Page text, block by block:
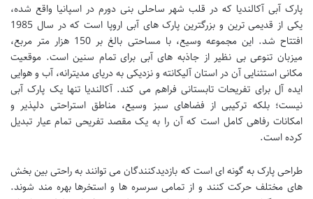
پارک آبی آکالندیا که در قلب شهر ساحلی بنی دورم در اسپانیا واقع شده،
یکی از قدیمی ترین و بزرگترین پارک های آبی اروپا است که در سال 1985
افتتاح شد. این مجموعه وسیع، با مساحتی بالغ بر 150 هزار متر مربع،
میزبان تنوعی بی نظیر از جاذبه های آبی برای تمام سنین است. موقعیت
مکانی استثنایی آن در استان آلیکانته و نزدیکی به دریای مدیترانه، آب و هوایی
ایده آل برای تفریحات تابستانی فراهم می کند. آکالندیا تنها یک پارک آبی
نیست؛ بلکه ترکیبی از فضاهای سبز وسیع، مناطق استراحتی دلپذیر و
امکانات رفاهی کامل است که آن را به یک مقصد تفریحی تمام عیار تبدیل
کرده است.
طراحی پارک به گونه ای است که بازدیدکنندگان می توانند به راحتی بین بخش
های مختلف حرکت کنند و از تمامی سرسره ها و استخرها بهره مند شوند.